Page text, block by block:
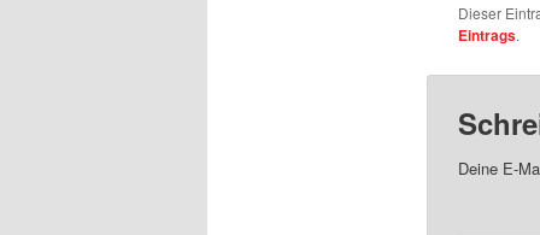
Dieser
Eintrags.
Deine E-